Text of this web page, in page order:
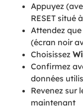
Appuyez
RESET situé
Attendez
(écran noir
Choisissez
Confirmez
données
Revenez sur
maintenant